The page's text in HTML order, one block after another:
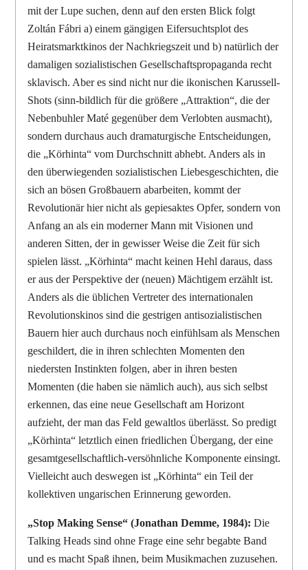
mit der Lupe suchen, denn auf den ersten Blick folgt
Zoltán Fábri a) einem gängigen Eifersuchtsplot des
Heiratsmarktkinos der Nachkriegszeit und b) natürlich der
damaligen sozialistischen Gesellschaftspropaganda recht
sklavisch. Aber es sind nicht nur die ikonischen Karussell-
Shots (sinn-bildlich für die größere „Attraktion“, die der
Nebenbuhler Maté gegenüber dem Verlobten ausmacht),
sondern durchaus auch dramaturgische Entscheidungen,
die „Körhinta“ vom Durchschnitt abhebt. Anders als in
den überwiegenden sozialistischen Liebesgeschichten, die
sich an bösen Großbauern abarbeiten, kommt der
Revolutionär hier nicht als gepiesaktes Opfer, sondern von
Anfang an als ein moderner Mann mit Visionen und
anderen Sitten, der in gewisser Weise die Zeit für sich
spielen lässt. „Körhinta“ macht keinen Hehl daraus, dass
er aus der Perspektive der (neuen) Mächtigem erzählt ist.
Anders als die üblichen Vertreter des internationalen
Revolutionskinos sind die gestrigen antisozialistischen
Bauern hier auch durchaus noch einfühlsam als Menschen
geschildert, die in ihren schlechten Momenten den
niedersten Instinkten folgen, aber in ihren besten
Momenten (die haben sie nämlich auch), aus sich selbst
erkennen, das eine neue Gesellschaft am Horizont
aufzieht, der man das Feld gewaltlos überlässt. So predigt
„Körhinta“ letztlich einen friedlichen Übergang, der eine
gesamtgesellschaftlich-versöhnliche Komponente einsingt.
Vielleicht auch deswegen ist „Körhinta“ ein Teil der
kollektiven ungarischen Erinnerung geworden.
„Stop Making Sense“ (Jonathan Demme, 1984): Die
Talking Heads sind ohne Frage eine sehr begabte Band
und es macht Spaß ihnen, beim Musikmachen zuzusehen.